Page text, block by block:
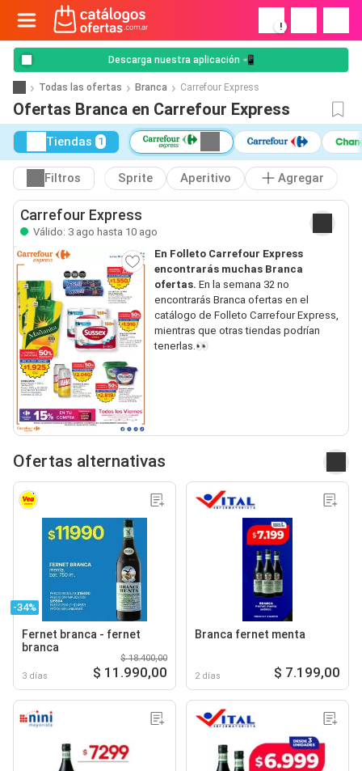
!
Descarga nuestra aplicación 📲
Todas las ofertas Branca Carrefour Express
Ofertas Branca en Carrefour Express
Tiendas 1
Filtros Sprite Aperitivo Agregar
Carrefour Express
Válido: 3 ago hasta 10 ago
En Folleto Carrefour Express
encontrarás muchas Branca
ofertas. En la semana 32 no
encontrarás Branca ofertas en el
catálogo de Folleto Carrefour Express,
mientras que otras tiendas podrían
tenerlas.👀
Ofertas alternativas
-34%
Fernet branca - fernet
branca
3 días
$ 18.400,00
$ 11.990,00
Branca fernet menta
2 días $ 7.199,00